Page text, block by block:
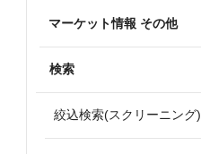
マーケット情報 その他
検索
絞込検索(スクリーニング)